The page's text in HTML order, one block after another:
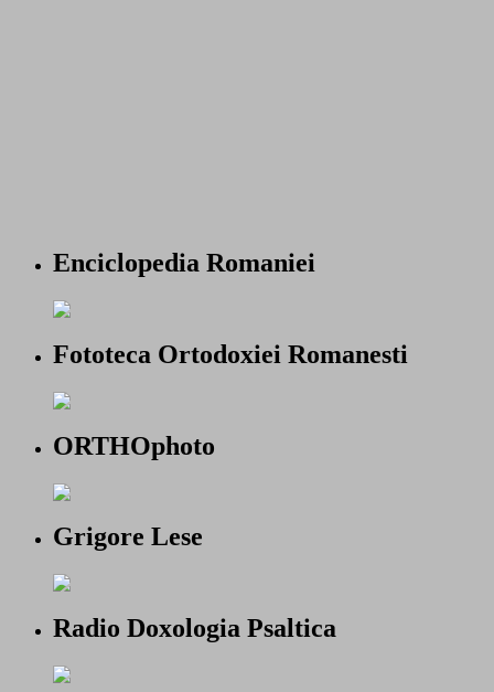
Enciclopedia Romaniei
Fototeca Ortodoxiei Romanesti
ORTHOphoto
Grigore Lese
Radio Doxologia Psaltica